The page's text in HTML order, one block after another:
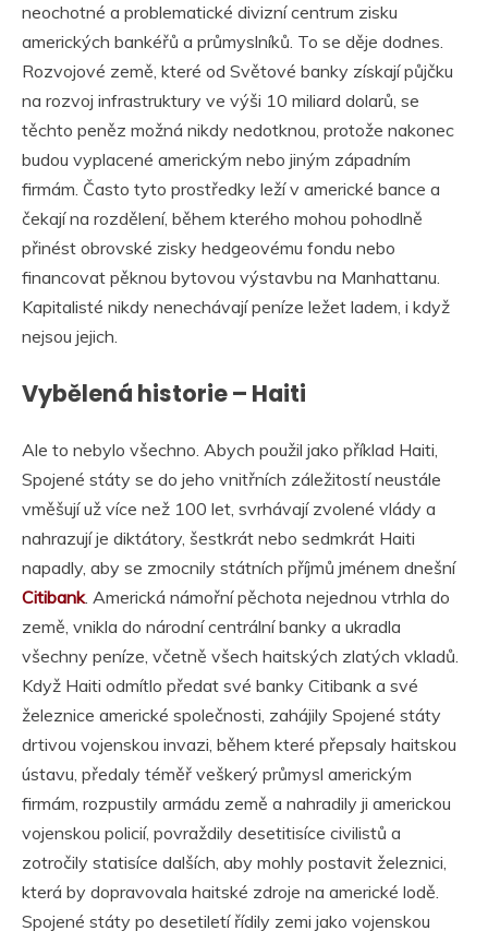
neochotné a problematické divizní centrum zisku
amerických bankéřů a průmyslníků. To se děje dodnes.
Rozvojové země, které od Světové banky získají půjčku
na rozvoj infrastruktury ve výši 10 miliard dolarů, se
těchto peněz možná nikdy nedotknou, protože nakonec
budou vyplacené americkým nebo jiným západním
firmám. Často tyto prostředky leží v americké bance a
čekají na rozdělení, během kterého mohou pohodlně
přinést obrovské zisky hedgeovému fondu nebo
financovat pěknou bytovou výstavbu na Manhattanu.
Kapitalisté nikdy nenechávají peníze ležet ladem, i když
nejsou jejich.
Vybělená historie – Haiti
Ale to nebylo všechno. Abych použil jako příklad Haiti,
Spojené státy se do jeho vnitřních záležitostí neustále
vměšují už více než 100 let, svrhávají zvolené vlády a
nahrazují je diktátory, šestkrát nebo sedmkrát Haiti
napadly, aby se zmocnily státních příjmů jménem dnešní
Citibank. Americká námořní pěchota nejednou vtrhla do
země, vnikla do národní centrální banky a ukradla
všechny peníze, včetně všech haitských zlatých vkladů.
Když Haiti odmítlo předat své banky Citibank a své
železnice americké společnosti, zahájily Spojené státy
drtivou vojenskou invazi, během které přepsaly haitskou
ústavu, předaly téměř veškerý průmysl americkým
firmám, rozpustily armádu země a nahradily ji americkou
vojenskou policií, povraždily desetitisíce civilistů a
zotročily statisíce dalších, aby mohly postavit železnici,
která by dopravovala haitské zdroje na americké lodě.
Spojené státy po desetiletí řídily zemi jako vojenskou